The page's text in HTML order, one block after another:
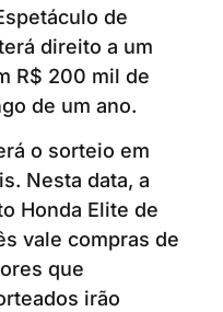
de
direito a um
R$ 200 mil de
de um ano.
o sorteio em
Nesta data, a
Honda Elite de
vale compras de
que
irão